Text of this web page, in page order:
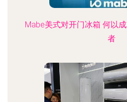
Mabe美式对开门冰箱 何以
者